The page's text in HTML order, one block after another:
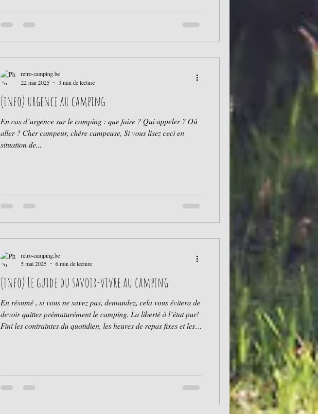
(info) urgence au camping
En cas d’urgence sur le camping : que faire ? Qui appeler ? Où
aller ? Cher campeur, chère campeuse, Si vous lisez ceci en
situation de...
retro-camping.be
22 mai 2025
3 min de lecture
(info) Le guide du savoir-vivre au camping
En résumé , si vous ne savez pas, demandez, cela vous évitera de
devoir quitter prématurément le camping. La liberté à l’état pur!
Fini les contraintes du quotidien, les heures de repas fixes et les
s’agit de vivre en communauté dans
retro-camping.be
5 mai 2025
6 min de lecture